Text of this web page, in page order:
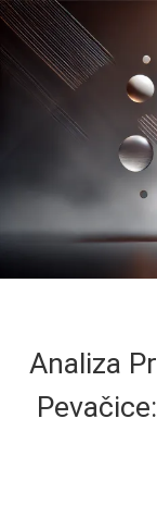
Analiza